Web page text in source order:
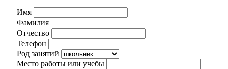
Имя
Фамилия
Отчество
Телефон
Род занятий
Место работы или учебы